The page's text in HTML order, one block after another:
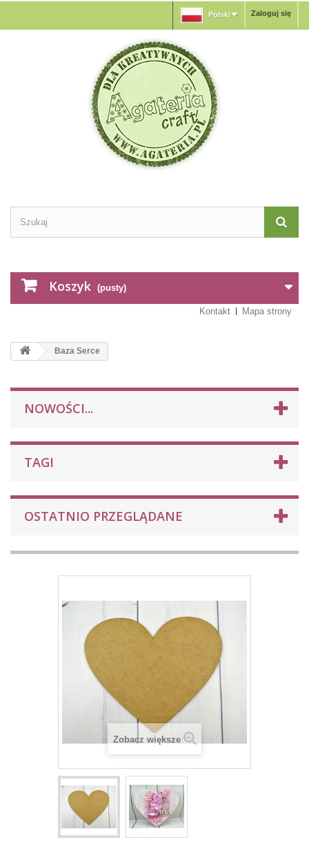
Zaloguj się
Polski
Koszyk (pusty)
Kontakt Mapa strony
Baza Serce
NOWOŚCI...
TAGI
OSTATNIO PRZEGLĄDANE
Zobacz większe